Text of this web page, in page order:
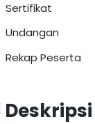
Sertifikat
Undangan
Rekap Peserta
Deskripsi